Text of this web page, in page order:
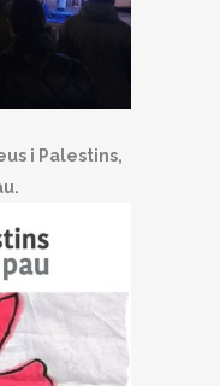
i Palestins,